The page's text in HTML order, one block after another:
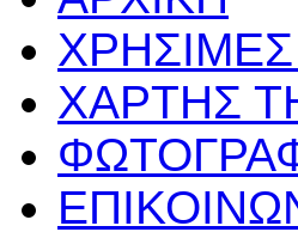
ΧΑΡΤΗΣ